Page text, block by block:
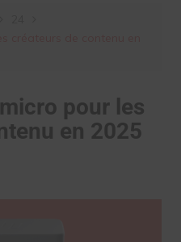
pour les
en 2025